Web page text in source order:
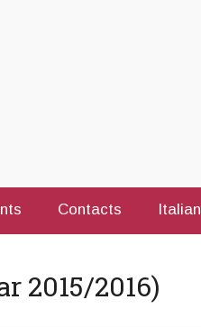
Contacts Italian
2015/2016)